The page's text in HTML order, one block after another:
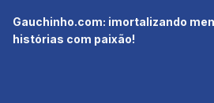
Gauchinho.com: imortalizando
histórias com paixão!